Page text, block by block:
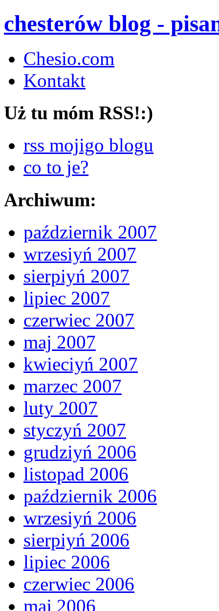
chesterów blog -
Chesio.com
Kontakt
Uż tu móm RSS!:)
rss mojigo blogu
co to je?
Archiwum:
październik 2007
wrzesiyń 2007
sierpiyń 2007
lipiec 2007
czerwiec 2007
maj 2007
kwieciyń 2007
marzec 2007
luty 2007
styczyń 2007
grudziyń 2006
listopad 2006
październik 2006
wrzesiyń 2006
sierpiyń 2006
lipiec 2006
czerwiec 2006
maj 2006